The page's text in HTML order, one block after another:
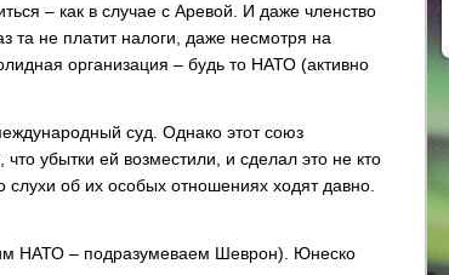
– как в случае с Аревой. И даже членство
та не платит налоги, даже несмотря на
организация – будь то НАТО (активно
суд. Однако этот союз
убытки ей возместили, и сделал это не кто
об их особых отношениях ходят давно.
НАТО – подразумеваем Шеврон). Юнеско